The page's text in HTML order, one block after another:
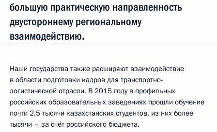
большую практическую направленность
двустороннему региональному
взаимодействию.
Наши государства также расширяют взаимодействие
в области подготовки кадров для транспортно-
логистической отрасли. В 2015 году в профильных
российских образовательных заведениях прошли обучение
почти 2,5 тысячи казахстанских студентов, из них более
тысячи – за счёт российского бюджета.